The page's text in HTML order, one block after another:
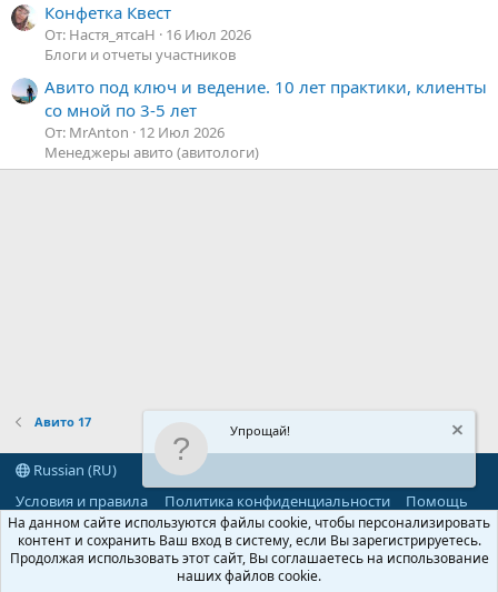
Конфетка Квест
От: Настя_ятсаН
16 Июл 2026
Блоги и отчеты участников
Авито под ключ и ведение. 10 лет практики, клиенты
со мной по 3-5 лет
От: MrAnton
12 Июл 2026
Менеджеры авито (авитологи)
Авито 17
Russian (RU)
Условия и правила
Политика конфиденциальности Помощь
R
S
Community platform by XenForo® © 2010-2026 XenForo Ltd.
Parts of this site powered byadd-ons from DragonByte™
Упрощай!
На данном сайте используются файлы cookie, чтобы персонализировать
контент и сохранить Ваш вход в систему, если Вы зарегистрируетесь.
Продолжая использовать этот сайт, Вы соглашаетесь на использование
наших файлов cookie.